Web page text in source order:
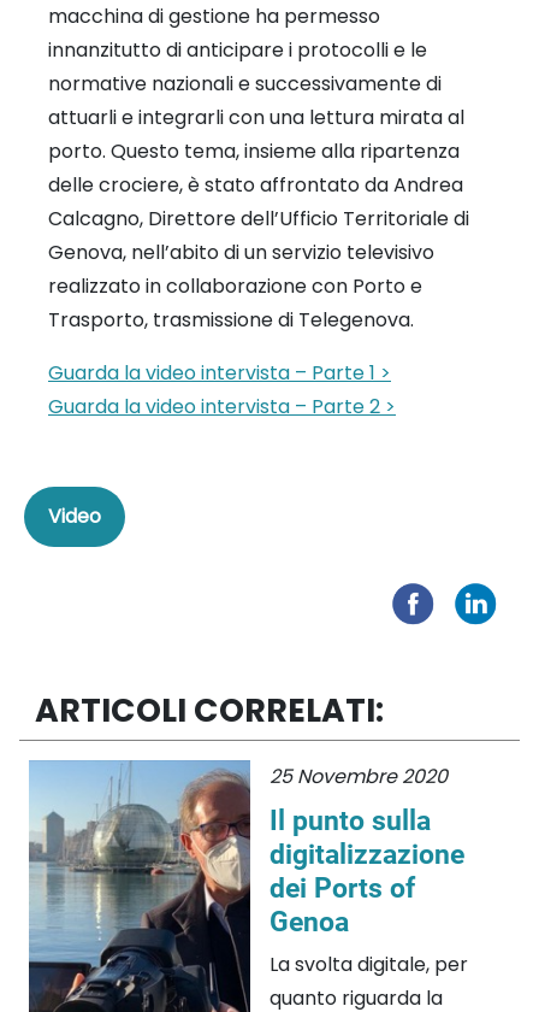
macchina di gestione ha permesso
innanzitutto di anticipare i protocolli e le
normative nazionali e successivamente di
attuarli e integrarli con una lettura mirata al
porto. Questo tema, insieme alla ripartenza
delle crociere, è stato affrontato da Andrea
Calcagno, Direttore dell’Ufficio Territoriale di
Genova, nell’abito di un servizio televisivo
realizzato in collaborazione con Porto e
Trasporto, trasmissione di Telegenova.
Guarda la video intervista – Parte 1 >
Guarda la video intervista – Parte 2 >
Video
ARTICOLI CORRELATI:
25 Novembre 2020
Il punto sulla
digitalizzazione
dei Ports of
Genoa
La svolta digitale, per
quanto riguarda la